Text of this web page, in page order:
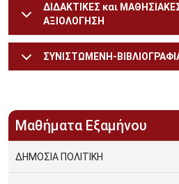
ΔΙΔΑΚΤΙΚΕΣ και
ΑΞΙΟΛΟΓΗΣΗ
ΣΥΝΙΣΤΩΜΕΝΗ-
Μαθήματα Εξαμήνου
ΔΗΜΟΣΙΑ ΠΟΛΙΤΙΚΗ